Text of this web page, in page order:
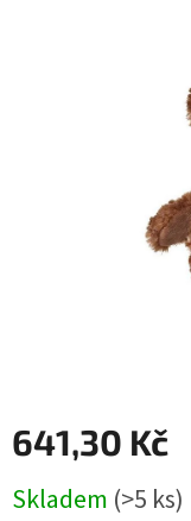
641,30 Kč
cena:
Skladem (>5 ks)